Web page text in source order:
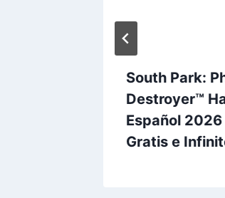
South Park:
Destroyer™
Español 2026
Gratis e